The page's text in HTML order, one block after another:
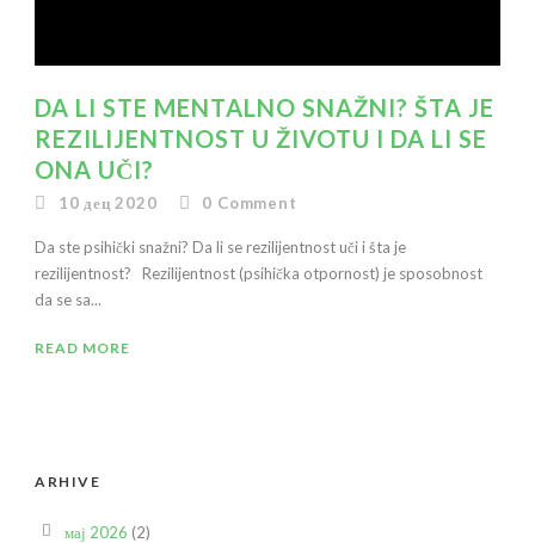
DA LI STE MENTALNO SNAŽNI? ŠTA JE
REZILIJENTNOST U ŽIVOTU I DA LI SE
ONA UČI?
10 дец 2020 0 Comment
Da ste psihički snažni? Da li se rezilijentnost uči i šta je
rezilijentnost? Rezilijentnost (psihička otpornost) je sposobnost
da se sa...
READ MORE
ARHIVE
мај 2026 (2)